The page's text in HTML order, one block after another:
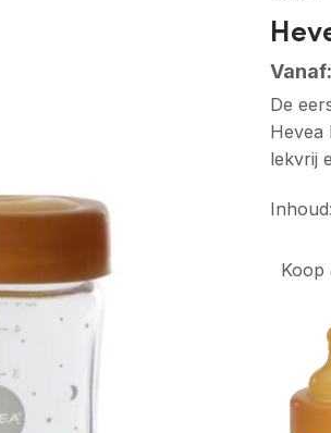
Vanaf:
De
Hevea
lekvrij
Koop